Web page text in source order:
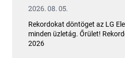
2026. 08. 05.
Rekordokat döntöget az LG
minden üzletág. Őrület!
2026